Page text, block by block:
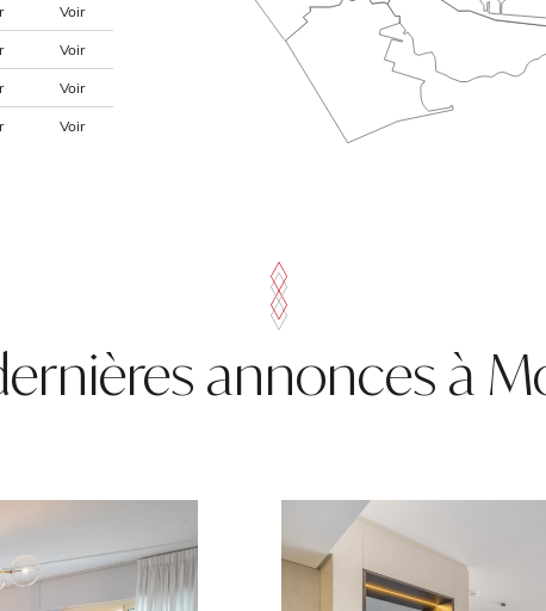
Voir
Voir
Voir
Voir
annonces à